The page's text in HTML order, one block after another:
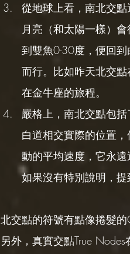
從地球上看，南北交
月亮（和太陽一樣）
到雙魚0-30度，便回
而行。比如昨天北交
在金牛座的旅程。
嚴格上，南北交點包
白道相交實際的位置
動的平均速度，它永
如果沒有特別說明，提
北交點的符號有點像捲髮的
另外，真實交點True Nodes